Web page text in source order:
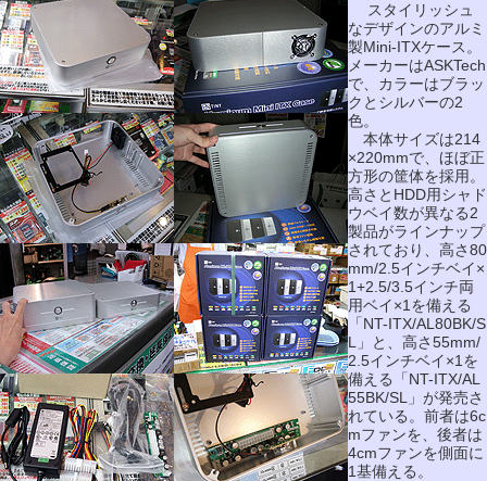
スタイリッシュ
なデザインのアルミ
製Mini-ITXケース。
メーカーはASKTech
で、カラーはブラッ
クとシルバーの2
色。
本体サイズは214
×220mmで、ほぼ正
方形の筐体を採用。
高さとHDD用シャド
ウベイ数が異なる2
製品がラインナップ
されており、高さ80
mm/2.5インチベイ×
1+2.5/3.5インチ両
用ベイ×1を備える
「NT-ITX/AL80BK/S
L」と、高さ55mm/
2.5インチベイ×1を
備える「NT-ITX/AL
55BK/SL」が発売さ
れている。前者は6c
mファンを、後者は
4cmファンを側面に
1基備える。